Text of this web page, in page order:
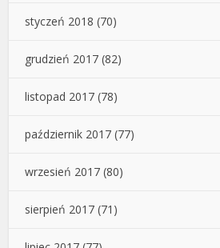
styczeń 2018 (70)
grudzień 2017 (82)
listopad 2017 (78)
październik 2017 (77)
wrzesień 2017 (80)
sierpień 2017 (71)